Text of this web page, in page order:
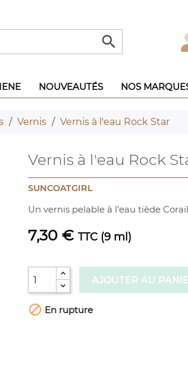

NOUVEAUTÉS NOS
Vernis Vernis à l'eau Rock Star
Vernis à l'eau Rock
SUNCOATGIRL
Un vernis pelable à l'eau tiède
7,30 € TTC (9 ml)
AJOUTER AU
 En rupture